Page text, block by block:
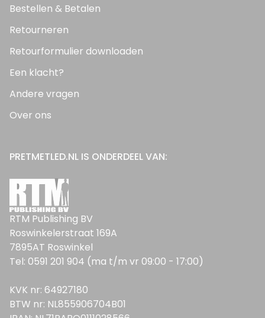
Bestellen & Betalen
Retourneren
Retourformulier downloaden
Een klacht?
Andere vragen
Over ons
PRETMETLED.NL IS ONDERDEEL VAN:
RTM Publishing BV
Roswinkelerstraat 169A
7895AT Roswinkel
Tel: 0591 201 904 (ma t/m vr 09:00 - 17:00)
KVK nr: 64927180
BTW nr: NL855906704B01